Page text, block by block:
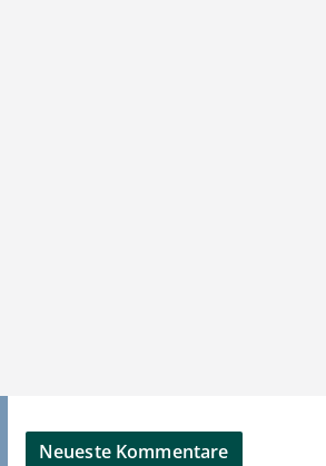
Neueste Kommentare